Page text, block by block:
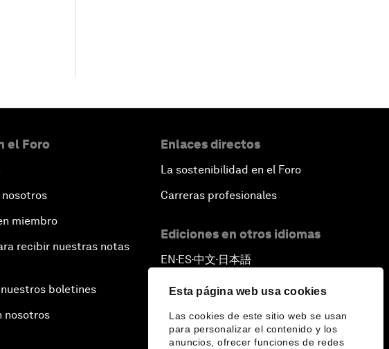
Esta página web usa cookies
Las cookies de este sitio web se usan
para personalizar el contenido y los
anuncios, ofrecer funciones de redes
el Foro
nosotros
miembro
recibir nuestras notas
boletines
nosotros
Enlaces directos
La sostenibilidad en el Foro
Carreras profesionales
Ediciones en otros idiomas
EN ▪ ES▪中文▪ 日本語